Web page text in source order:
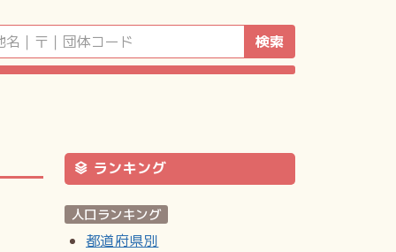
検索
ランキング
人口ランキング
都道府県別